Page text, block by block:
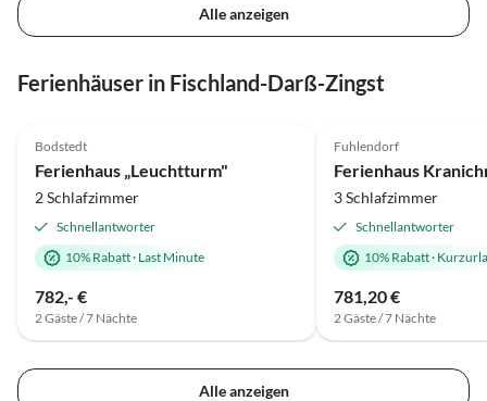
Alle anzeigen
Ferienhäuser in Fischland-Darß-Zingst
Bodstedt
Ferienhaus „Leuchtturm"
2 Schlafzimmer
Schnellantworter
10% Rabatt· Last Minute
782,- €
2 Gäste / 7 Nächte
Hundefreundlich
Fuhlendorf
Ferienhaus
3 Schlafzimmer
Schnellantworter
10% Rabatt·
781,20 €
2 Gäste / 7 Nächte
Alle anzeigen